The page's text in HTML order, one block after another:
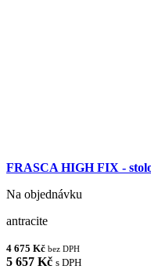
FRASCA HIGH FIX -
Na objednávku
antracite
4 675 Kč bez DPH
5 657 Kč s DPH